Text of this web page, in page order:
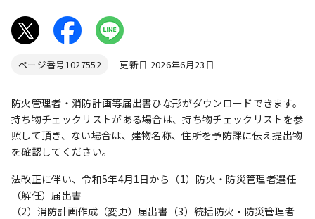
ページ番号1027552 更新日 2026年6月23日
防火管理者・消防計画等届出書ひな形がダウンロードできます。
持ち物チェックリストがある場合は、持ち物チェックリストを参
照して頂き、ない場合は、建物名称、住所を予防課に伝え提出物
を確認してください。
法改正に伴い、令和5年4月1日から（1）防火・防災管理者選任
（解任）届出書
（2）消防計画作成（変更）届出書（3）統括防火・防災管理者